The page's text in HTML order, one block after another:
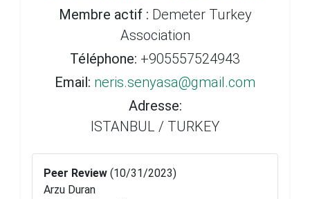
Membre actif : Demeter Turkey
Association
Téléphone: +905557524943
Email: neris.senyasa@gmail.com
Adresse:
ISTANBUL / TURKEY
Peer Review (10/31/2023)
Arzu Duran